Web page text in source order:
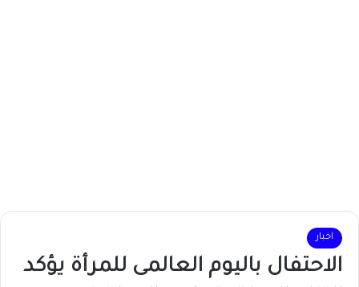
اخبار
الاحتفال باليوم العالمى للمرأة يؤكد